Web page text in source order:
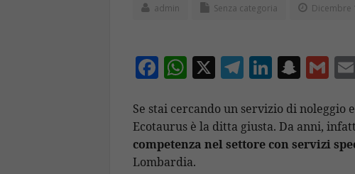
admin Senza categoria Dicembre
F
e
b
o
W
at
s
A
X T
e
gr
a
Li
k
e
dI
S
a
p
c
G
ai
l
Se stai cercando un servizio di
Ecotaurus è la ditta giusta. Da anni,
competenza nel settore con servizi
Lombardia.